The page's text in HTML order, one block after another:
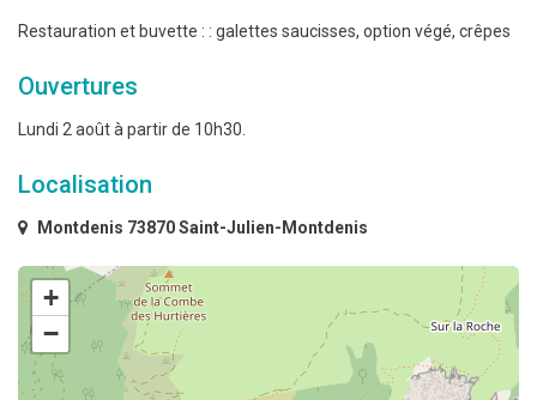
Restauration et buvette : : galettes saucisses, option végé, crêpes
Ouvertures
Lundi 2 août à partir de 10h30.
Localisation
Montdenis 73870 Saint-Julien-Montdenis
+
−